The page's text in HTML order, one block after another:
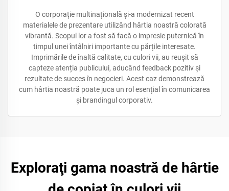
O corporație multinațională și-a modernizat recent
materialele de prezentare utilizând hârtia noastră colorată
vibrantă. Scopul lor a fost să facă o impresie puternică în
timpul unei întâlniri importante cu părțile interesate.
Imprimările de înaltă calitate, cu culori vii, au reușit să
capteze atenția publicului, aducând feedback pozitiv și
rezultate de succes în negocieri. Acest caz demonstrează
cum hârtia noastră poate juca un rol esențial în comunicarea
și brandingul corporativ.
Exploraţi gama noastră de hârtie